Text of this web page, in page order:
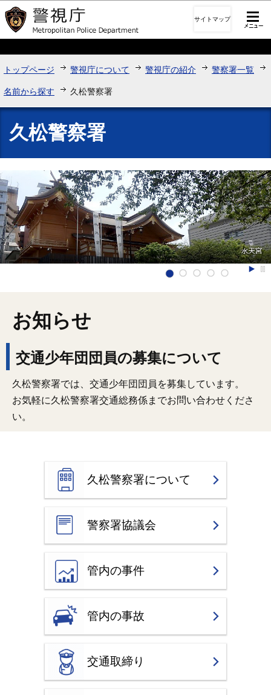
このページの本文へ移動
サイトマップ
トップページ 警視庁について 警視庁の紹介 警察署一覧
名前から探す 久松警察署
久松警察署
お知らせ
交通少年団団員の募集について
久松警察署では、交通少年団団員を募集しています。
お気軽に久松警察署交通総務係までお問い合わせくださ
い。
久松警察署について
警察署協議会
管内の事件
管内の事故
交通取締り